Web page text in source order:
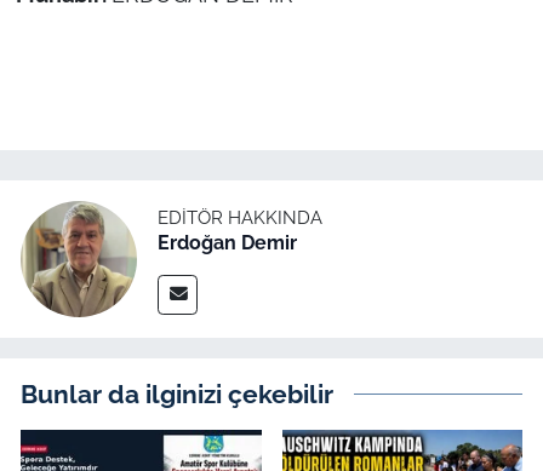
EDITÖR HAKKINDA
Erdoğan Demir
Bunlar da ilginizi çekebilir